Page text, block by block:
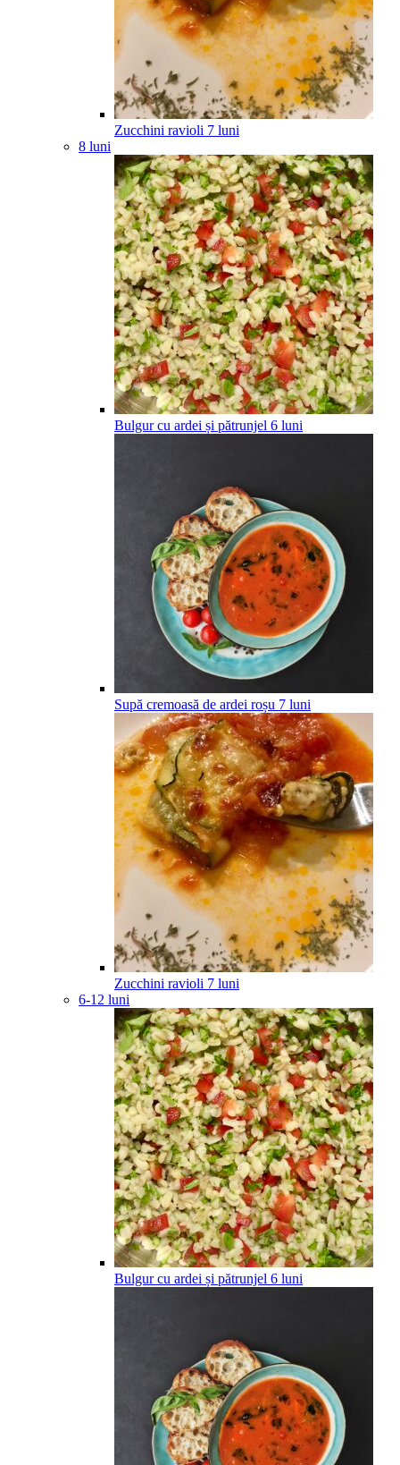
Zucchini ravioli 7 luni
8 luni
Bulgur cu ardei și pătrunjel 6 luni
Supă cremoasă de ardei roșu 7 luni
Zucchini ravioli 7 luni
6-12 luni
Bulgur cu ardei și pătrunjel 6 luni